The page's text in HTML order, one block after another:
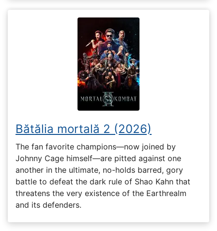
Bătălia mortală 2 (2026)
The fan favorite champions—now joined by
Johnny Cage himself—are pitted against one
another in the ultimate, no-holds barred, gory
battle to defeat the dark rule of Shao Kahn that
threatens the very existence of the Earthrealm
and its defenders.